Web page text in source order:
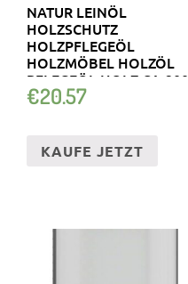
NATUR LEINÖL
HOLZSCHUTZ
HOLZPFLEGEÖL
HOLZMÖBEL HOLZÖL
PFLEGEÖL HOLZ CA-200
1-10L
€20.57
KAUFE JETZT